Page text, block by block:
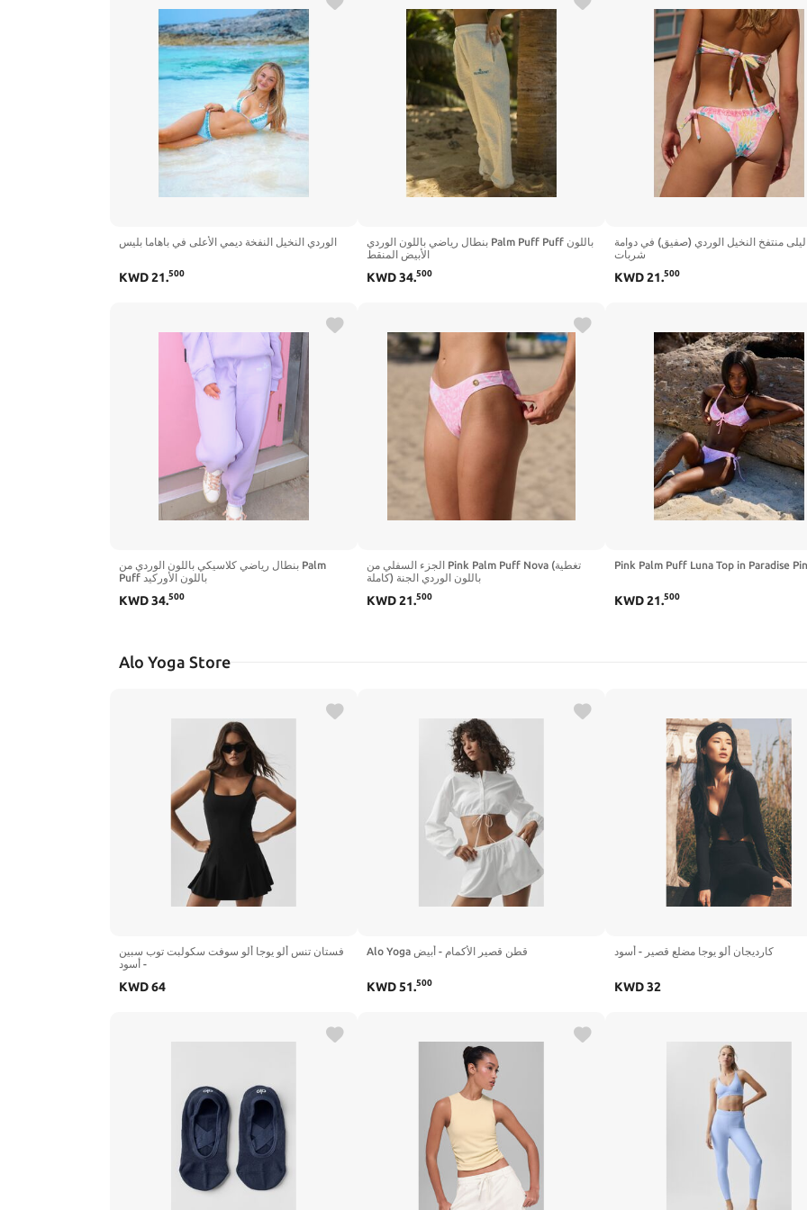
الوردي النخيل النفخة ديمي الأعلى في باهاما بليس
KWD21.500
بنطال رياضي باللون الوردي Palm Puff Puff باللون
الأبيض المنقط
KWD34.500
منتفخ النخيل الوردي (صفيق) في دوامة
شربات
KWD21.500
بنطال رياضي كلاسيكي باللون الوردي من Palm
Puff باللون الأوركيد
KWD34.500
الجزء السفلي من Pink Palm Puff Nova (تغطية
كاملة) باللون الوردي الجنة
KWD21.500
Pink Palm Puff Luna Top in Paradise
KWD21.500
Alo Yoga Store
فستان تنس ألو يوجا ألو سوفت سكولبت توب سبين
- أسود
KWD64
Alo Yoga قطن قصير الأكمام - أبيض
KWD51.500
كارديجان ألو يوجا مضلع قصير - أسود
KWD32